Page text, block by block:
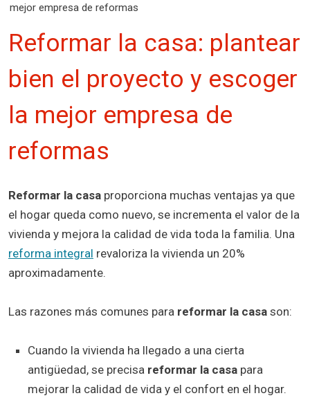
mejor empresa de reformas
Reformar la casa: plantear
bien el proyecto y escoger
la mejor empresa de
reformas
Reformar la casa proporciona muchas ventajas ya que
el hogar queda como nuevo, se incrementa el valor de la
vivienda y mejora la calidad de vida toda la familia. Una
reforma integral revaloriza la vivienda un 20%
aproximadamente.
Las razones más comunes para reformar la casa son:
Cuando la vivienda ha llegado a una cierta
antigüedad, se precisa reformar la casa para
mejorar la calidad de vida y el confort en el hogar.